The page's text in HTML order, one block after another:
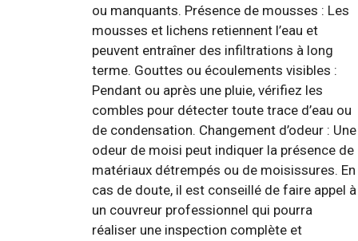
ou manquants. Présence de mousses : Les
mousses et lichens retiennent l’eau et
peuvent entraîner des infiltrations à long
terme. Gouttes ou écoulements visibles :
Pendant ou après une pluie, vérifiez les
combles pour détecter toute trace d’eau ou
de condensation. Changement d’odeur : Une
odeur de moisi peut indiquer la présence de
matériaux détrempés ou de moisissures. En
cas de doute, il est conseillé de faire appel à
un couvreur professionnel qui pourra
réaliser une inspection complète et